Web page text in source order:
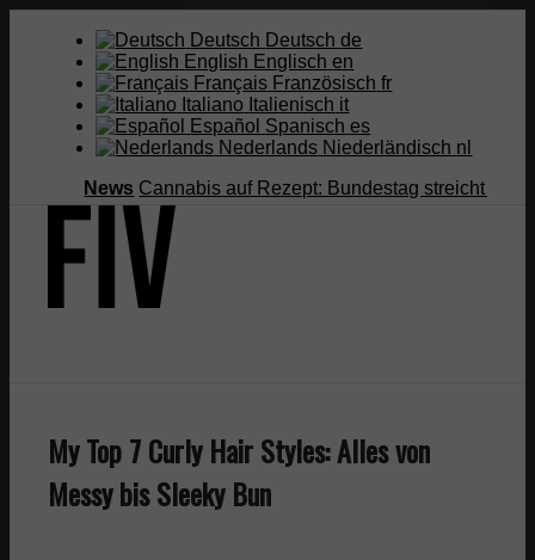
Deutsch Deutsch de
English Englisch en
Français Französisch fr
Italiano Italienisch it
Español Spanisch es
Nederlands Niederländisch nl
News Cannabis auf Rezept: Bundestag streicht
Menü Menü
My Top 7 Curly Hair Styles: Alles von
Messy bis Sleeky Bun